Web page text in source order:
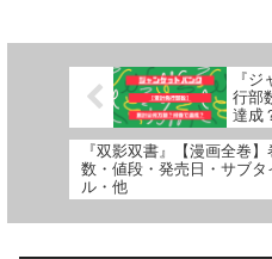
『
行部
達成
『双影双書』【漫画全巻】
数・値段・発売日・サブタ
ル・他